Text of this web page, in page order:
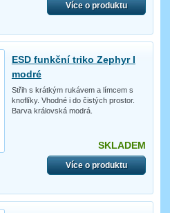
Více o produktu
ESD funkční triko Zephyr I
modré
Střih s krátkým rukávem a límcem s
knoflíky. Vhodné i do čistých prostor.
Barva královská modrá.
SKLADEM
Více o produktu